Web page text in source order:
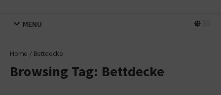
MENU
Home / Bettdecke
Browsing Tag: Bettdecke